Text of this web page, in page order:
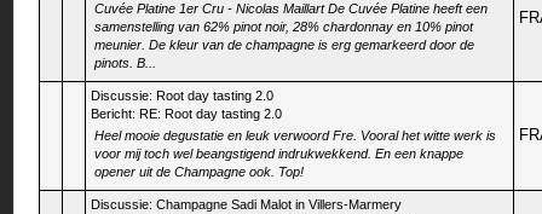
Cuvée Platine 1er Cru - Nicolas Maillart De Cuvée Platine heeft een
samenstelling van 62% pinot noir, 28% chardonnay en 10% pinot
meunier. De kleur van de champagne is erg gemarkeerd door de
pinots. B...
Discussie: Root day tasting 2.0
Bericht: RE: Root day tasting 2.0
Heel mooie degustatie en leuk verwoord Fre. Vooral het witte werk is
voor mij toch wel beangstigend indrukwekkend. En een knappe
opener uit de Champagne ook. Top!
Discussie:Champagne Sadi Malot in Villers-Marmery